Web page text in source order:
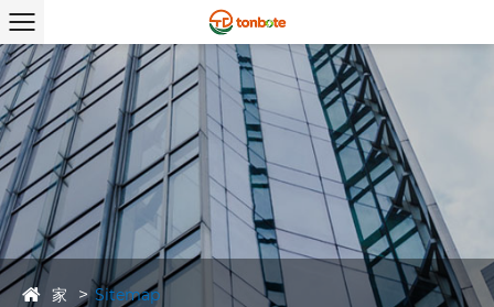
家 Sitemap